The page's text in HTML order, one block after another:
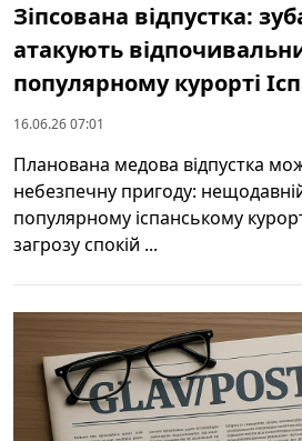
Зіпсована відпустка:
атакують
популярному курорті
16.06.26 07:01
Планована медова відпустка
небезпечну пригоду:
популярному іспанському
загрозу спокій ...